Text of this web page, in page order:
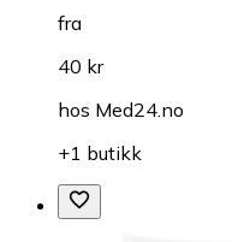
fra
40 kr
hos Med24.no
+1 butikk